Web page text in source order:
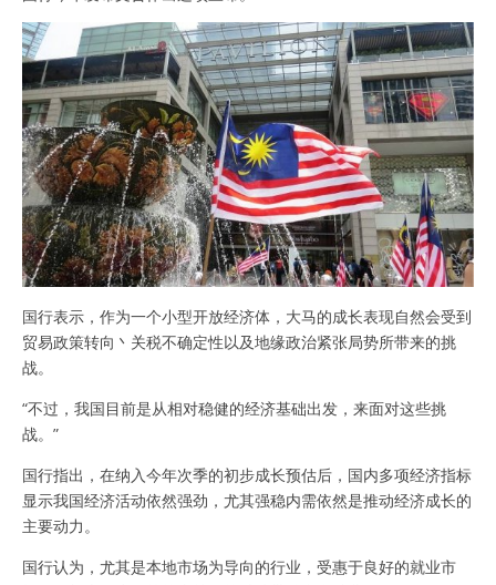
国行表示，作为一个小型开放经济体，大马的成长表现自然会受到
贸易政策转向丶关税不确定性以及地缘政治紧张局势所带来的挑
战。
“不过，我国目前是从相对稳健的经济基础出发，来面对这些挑
战。”
国行指出，在纳入今年次季的初步成长预估后，国内多项经济指标
显示我国经济活动依然强劲，尤其强稳内需依然是推动经济成长的
主要动力。
国行认为，尤其是本地市场为导向的行业，受惠于良好的就业市